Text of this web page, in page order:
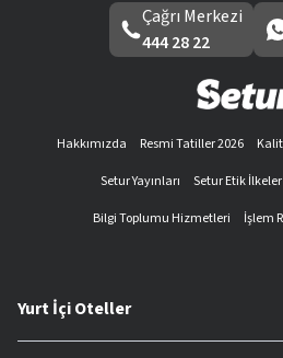
Çağrı Merkezi
444 28 22
Hakkımızda Resmi Tatiller 2026
Setur Yayınları
Setur Etik İlkeler
Bilgi Toplumu Hizmetleri
İşlem
Yurt İçi Oteller